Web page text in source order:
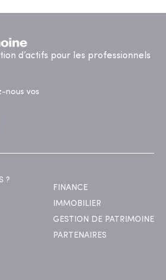
d’actifs pour les professionnels
nous vos
?
FINANCE
IMMOBILIER
GESTION DE PATRIMOINE
PARTENAIRES